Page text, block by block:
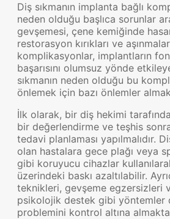
Diş sıkmanın implanta bağlı
neden olduğu başlıca sorunlar
gevşemesi, çene kemiğinde
restorasyon kırıkları ve
komplikasyonlar, implantların
başarısını olumsuz yönde
sıkmanın neden olduğu bu
önlemek için bazı önlemler
İlk olarak, bir diş hekimi
bir değerlendirme ve teşhis
tedavi planlaması yapılmalıdır.
olan hastalara gece plağı veya
gibi koruyucu cihazlar
üzerindeki baskı azaltılabilir.
teknikleri, gevşeme egzersizleri
psikolojik destek gibi yöntemler
problemini kontrol altına